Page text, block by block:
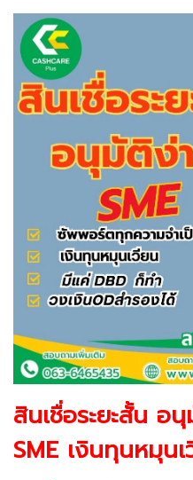
สินเชื่อระยะสั้น อ
SME เงินทุนหมุน